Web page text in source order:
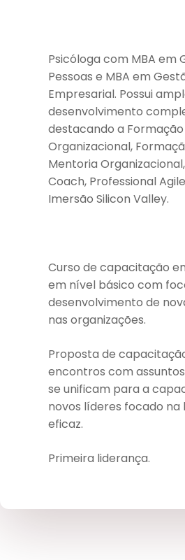
Psicóloga com MBA em
Pessoas e MBA em
Empresarial. Possui
desenvolvimento
destacando a
Organizacional,
Mentoria
Coach, Professional
Imersão Silicon Valley.
Curso de capacitação
em nível básico com
desenvolvimento de
nas organizações.
Proposta de
encontros com
se unificam para a
novos líderes focado na
eficaz.
Primeira liderança.